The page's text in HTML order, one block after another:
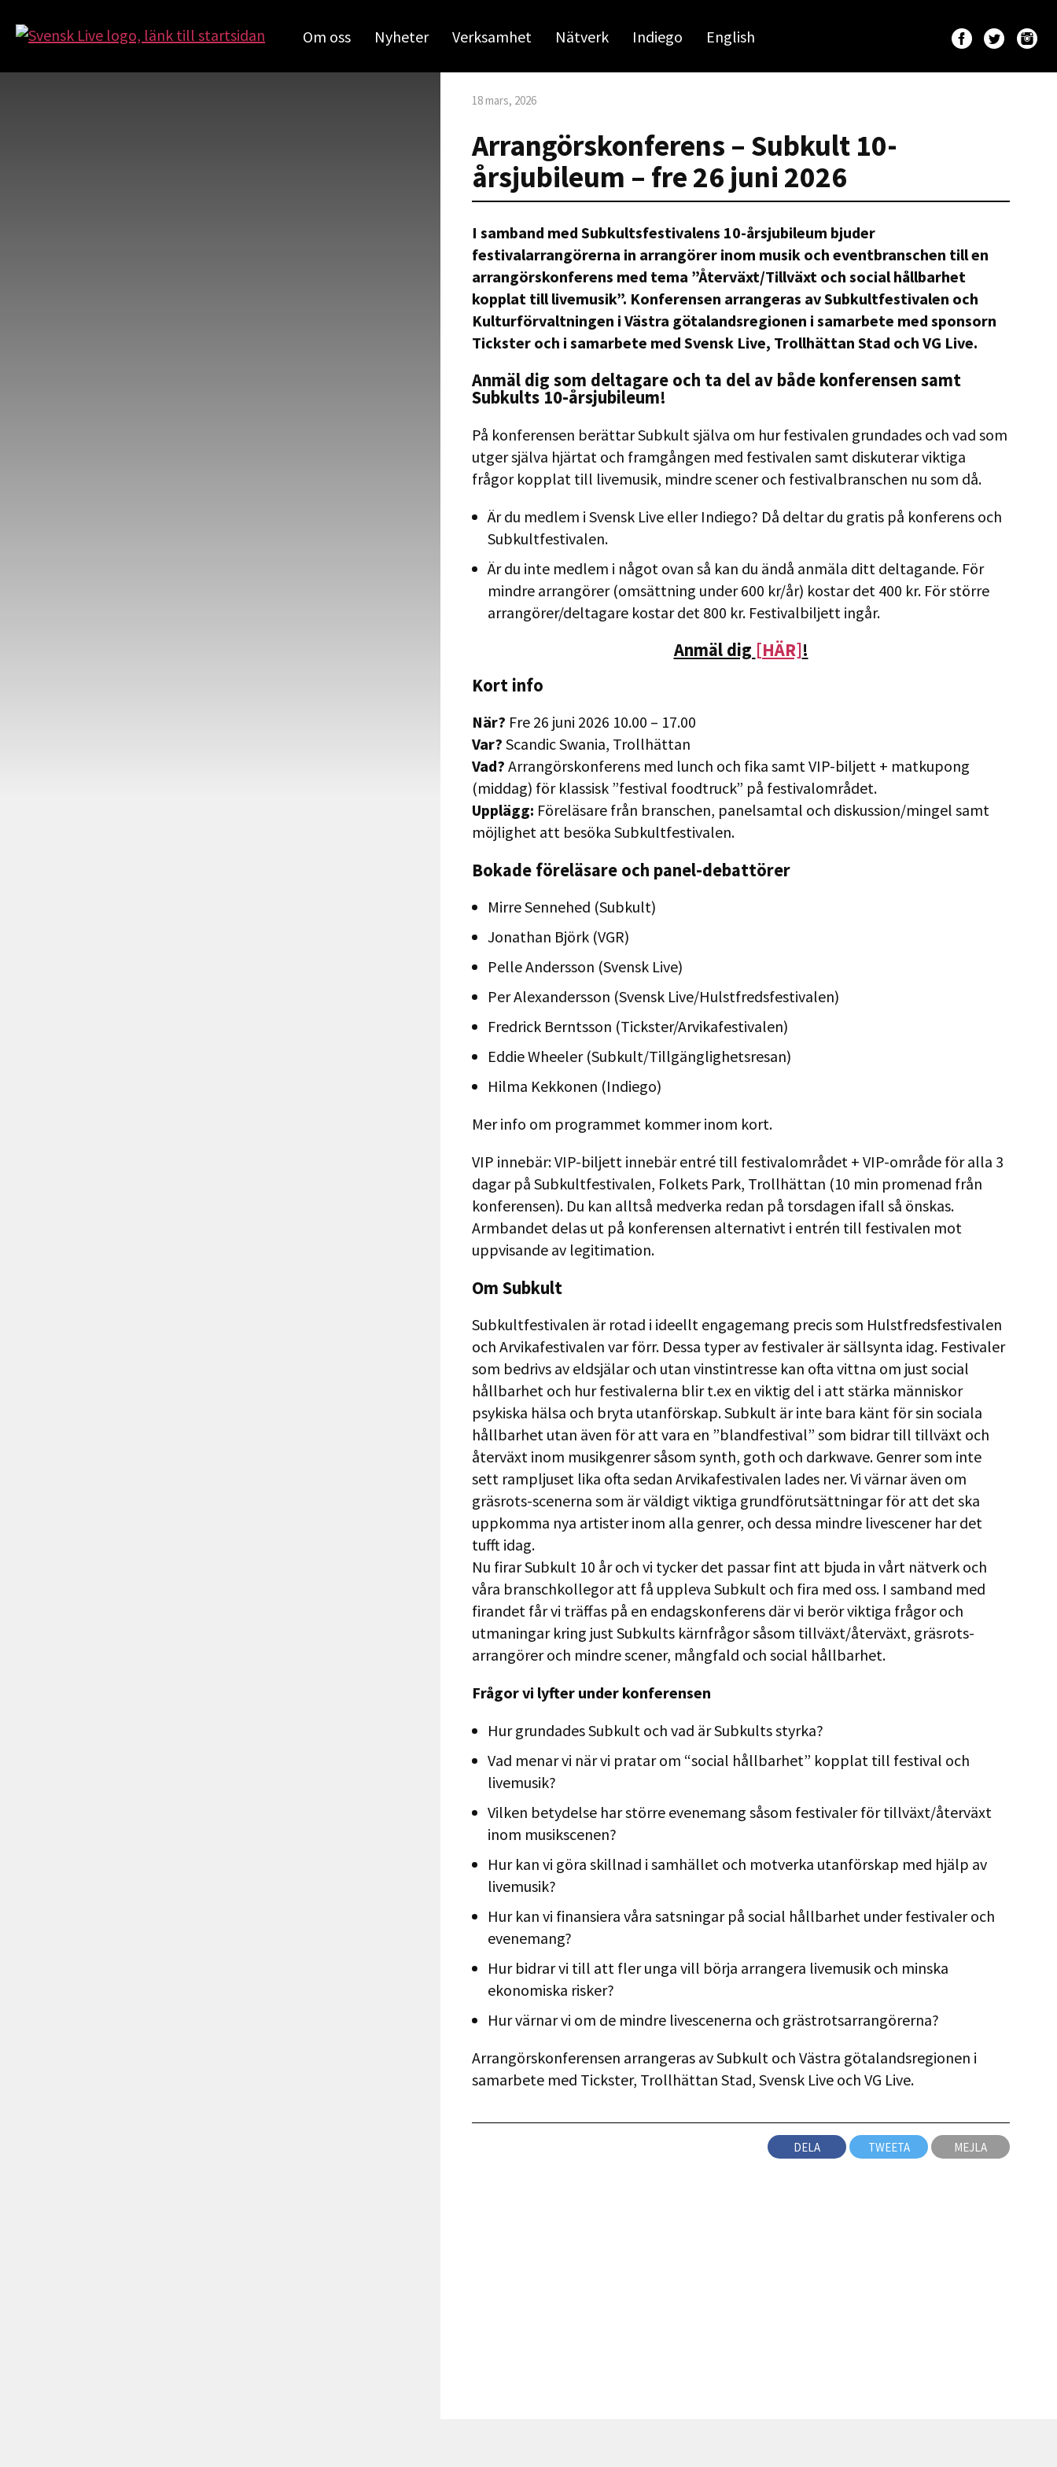
Om oss Nyheter Verksamhet Nätverk Indiego English
18 mars, 2026
Arrangörskonferens – Subkult 10-
årsjubileum – fre 26 juni 2026
I samband med Subkultsfestivalens 10-årsjubileum bjuder
festivalarrangörerna in arrangörer inom musik och eventbranschen till en
arrangörskonferens med tema ”Återväxt/Tillväxt och social hållbarhet
kopplat till livemusik”. Konferensen arrangeras av Subkultfestivalen och
Kulturförvaltningen i Västra götalandsregionen i samarbete med sponsorn
Tickster och i samarbete med Svensk Live, Trollhättan Stad och VG Live.
Anmäl dig som deltagare och ta del av både konferensen samt
Subkults 10-årsjubileum!
På konferensen berättar Subkult själva om hur festivalen grundades och vad som
utger själva hjärtat och framgången med festivalen samt diskuterar viktiga
frågor kopplat till livemusik, mindre scener och festivalbranschen nu som då.
Är du medlem i Svensk Live eller Indiego? Då deltar du gratis på konferens och
Subkultfestivalen.
Är du inte medlem i något ovan så kan du ändå anmäla ditt deltagande. För
mindre arrangörer (omsättning under 600 kr/år) kostar det 400 kr. För större
arrangörer/deltagare kostar det 800 kr. Festivalbiljett ingår.
Anmäl dig [HÄR]!
Kort info
När? Fre 26 juni 2026 10.00 – 17.00
Var? Scandic Swania, Trollhättan
Vad? Arrangörskonferens med lunch och fika samt VIP-biljett + matkupong
(middag) för klassisk ”festival foodtruck” på festivalområdet.
Upplägg: Föreläsare från branschen, panelsamtal och diskussion/mingel samt
möjlighet att besöka Subkultfestivalen.
Bokade föreläsare och panel-debattörer
Mirre Sennehed (Subkult)
Jonathan Björk (VGR)
Pelle Andersson (Svensk Live)
Per Alexandersson (Svensk Live/Hulstfredsfestivalen)
Fredrick Berntsson (Tickster/Arvikafestivalen)
Eddie Wheeler (Subkult/Tillgänglighetsresan)
Hilma Kekkonen (Indiego)
Mer info om programmet kommer inom kort.
VIP innebär: VIP-biljett innebär entré till festivalområdet + VIP-område för alla 3
dagar på Subkultfestivalen, Folkets Park, Trollhättan (10 min promenad från
konferensen). Du kan alltså medverka redan på torsdagen ifall så önskas.
Armbandet delas ut på konferensen alternativt i entrén till festivalen mot
uppvisande av legitimation.
Om Subkult
Subkultfestivalen är rotad i ideellt engagemang precis som Hulstfredsfestivalen
och Arvikafestivalen var förr. Dessa typer av festivaler är sällsynta idag. Festivaler
som bedrivs av eldsjälar och utan vinstintresse kan ofta vittna om just social
hållbarhet och hur festivalerna blir t.ex en viktig del i att stärka människor
psykiska hälsa och bryta utanförskap. Subkult är inte bara känt för sin sociala
hållbarhet utan även för att vara en ”blandfestival” som bidrar till tillväxt och
återväxt inom musikgenrer såsom synth, goth och darkwave. Genrer som inte
sett rampljuset lika ofta sedan Arvikafestivalen lades ner. Vi värnar även om
gräsrots-scenerna som är väldigt viktiga grundförutsättningar för att det ska
uppkomma nya artister inom alla genrer, och dessa mindre livescener har det
tufft idag.
Nu firar Subkult 10 år och vi tycker det passar fint att bjuda in vårt nätverk och
våra branschkollegor att få uppleva Subkult och fira med oss. I samband med
firandet får vi träffas på en endagskonferens där vi berör viktiga frågor och
utmaningar kring just Subkults kärnfrågor såsom tillväxt/återväxt, gräsrots-
arrangörer och mindre scener, mångfald och social hållbarhet.
Frågor vi lyfter under konferensen
Hur grundades Subkult och vad är Subkults styrka?
Vad menar vi när vi pratar om “social hållbarhet” kopplat till festival och
livemusik?
Vilken betydelse har större evenemang såsom festivaler för tillväxt/återväxt
inom musikscenen?
Hur kan vi göra skillnad i samhället och motverka utanförskap med hjälp av
livemusik?
Hur kan vi finansiera våra satsningar på social hållbarhet under festivaler och
evenemang?
Hur bidrar vi till att fler unga vill börja arrangera livemusik och minska
ekonomiska risker?
Hur värnar vi om de mindre livescenerna och grästrotsarrangörerna?
Arrangörskonferensen arrangeras av Subkult och Västra götalandsregionen i
samarbete med Tickster, Trollhättan Stad, Svensk Live och VG Live.
DELA TWEETA MEJLA